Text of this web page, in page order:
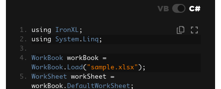
VB
C#
using IronXL ;
using System . Linq ;
WorkBook workBook =
WorkBook . Load ( "sample.xlsx" );
WorkSheet workSheet =
workBook . DefaultWorkSheet ;